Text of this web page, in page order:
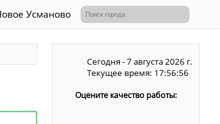
Усманово
Сегодня - 7 августа 2026 г.
Текущее время: 17:56:56
Оцените качество работы: